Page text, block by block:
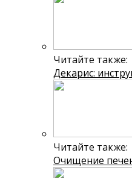
Читайте также:
Декарис:
Читайте также:
Очищение